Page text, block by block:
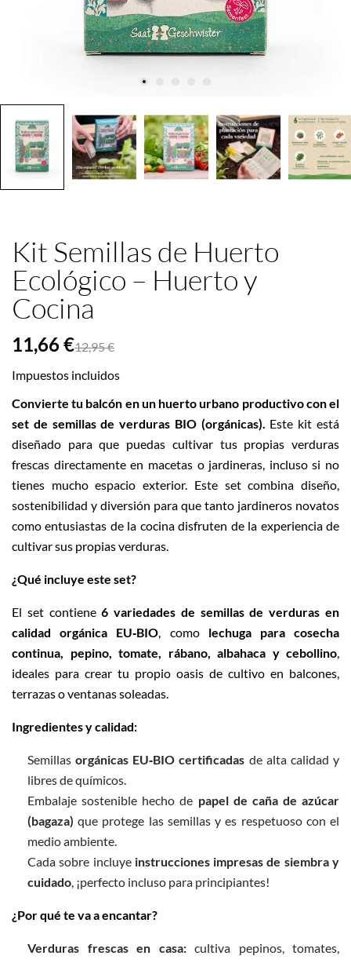
Kit Semillas de Huerto
Ecológico – Huerto y
Cocina
11,66 €12,95 €
Impuestos incluidos
Convierte tu balcón en un huerto urbano productivo con el
set de semillas de verduras BIO (orgánicas). Este kit está
diseñado para que puedas cultivar tus propias verduras
frescas directamente en macetas o jardineras, incluso si no
tienes mucho espacio exterior. Este set combina diseño,
sostenibilidad y diversión para que tanto jardineros novatos
como entusiastas de la cocina disfruten de la experiencia de
cultivar sus propias verduras.
¿Qué incluye este set?
El set contiene6 variedades de semillas de verduras en
calidad orgánica EU‑BIO, como lechuga para cosecha
continua, pepino, tomate, rábano, albahaca y cebollino,
ideales para crear tu propio oasis de cultivo en balcones,
terrazas o ventanas soleadas.
Ingredientes y calidad:
Semillasorgánicas EU‑BIO certificadas de alta calidad y
libres de químicos.
Embalaje sostenible hecho de papel de caña de azúcar
(bagaza) que protege las semillas y es respetuoso con el
medio ambiente.
Cada sobre incluye instrucciones impresas de siembra y
cuidado, ¡perfecto incluso para principiantes!
¿Por qué te va a encantar?
Verduras frescas en casa:cultiva pepinos, tomates,